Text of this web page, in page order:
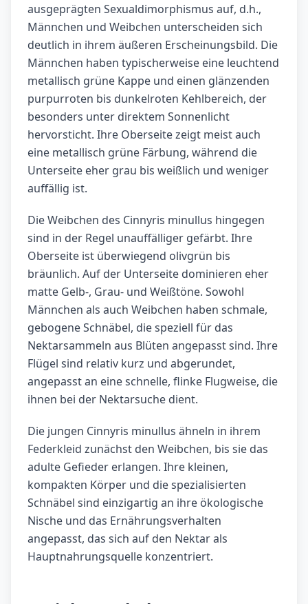
ausgeprägten Sexualdimorphismus auf, d.h.,
Männchen und Weibchen unterscheiden sich
deutlich in ihrem äußeren Erscheinungsbild. Die
Männchen haben typischerweise eine leuchtend
metallisch grüne Kappe und einen glänzenden
purpurroten bis dunkelroten Kehlbereich, der
besonders unter direktem Sonnenlicht
hervorsticht. Ihre Oberseite zeigt meist auch
eine metallisch grüne Färbung, während die
Unterseite eher grau bis weißlich und weniger
auffällig ist.
Die Weibchen des Cinnyris minullus hingegen
sind in der Regel unauffälliger gefärbt. Ihre
Oberseite ist überwiegend olivgrün bis
bräunlich. Auf der Unterseite dominieren eher
matte Gelb-, Grau- und Weißtöne. Sowohl
Männchen als auch Weibchen haben schmale,
gebogene Schnäbel, die speziell für das
Nektarsammeln aus Blüten angepasst sind. Ihre
Flügel sind relativ kurz und abgerundet,
angepasst an eine schnelle, flinke Flugweise, die
ihnen bei der Nektarsuche dient.
Die jungen Cinnyris minullus ähneln in ihrem
Federkleid zunächst den Weibchen, bis sie das
adulte Gefieder erlangen. Ihre kleinen,
kompakten Körper und die spezialisierten
Schnäbel sind einzigartig an ihre ökologische
Nische und das Ernährungsverhalten
angepasst, das sich auf den Nektar als
Hauptnahrungsquelle konzentriert.